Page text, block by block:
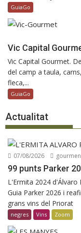
GuiaGo
Vic Capital
Vic Capital Gourmet.
del camp a taula,
fleca,...
GuiaGo
Actualitat
07/08/2026
99 punts Parker
L'Ermita 2024 d'Álvaro
Guia Parker 2026 i
grans vins del Priorat
negres Vins Zoom